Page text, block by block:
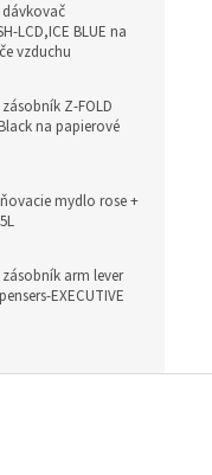
dávkovač
LCD,ICE BLUE na
vzduchu
zásobník Z-FOLD
na papierové
mydlo rose +
zásobník arm lever
EXECUTIVE